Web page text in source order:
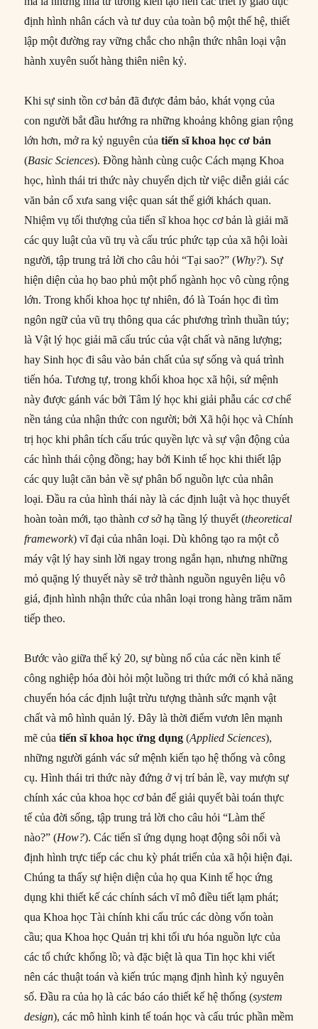
định hình nhân cách và tư duy của toàn bộ một thế hệ, thiết
lập một đường ray vững chắc cho nhận thức nhân loại vận
hành xuyên suốt hàng thiên niên kỷ.
Khi sự sinh tồn cơ bản đã được đảm bảo, khát vọng của
con người bắt đầu hướng ra những khoảng không gian rộng
lớn hơn, mở ra kỷ nguyên củatiến sĩ khoa học cơ bản
(Basic Sciences). Đồng hành cùng cuộc Cách mạng Khoa
học, hình thái tri thức này chuyển dịch từ việc diễn giải các
văn bản cổ xưa sang việc quan sát thế giới khách quan.
Nhiệm vụ tối thượng của tiến sĩ khoa học cơ bản là giải mã
các quy luật của vũ trụ và cấu trúc phức tạp của xã hội loài
người, tập trung trả lời cho câu hỏi “Tại sao?” (Why?). Sự
hiện diện của họ bao phủ một phổ ngành học vô cùng rộng
lớn. Trong khối khoa học tự nhiên, đó là Toán học đi tìm
ngôn ngữ của vũ trụ thông qua các phương trình thuần túy;
là Vật lý học giải mã cấu trúc của vật chất và năng lượng;
hay Sinh học đi sâu vào bản chất của sự sống và quá trình
tiến hóa. Tương tự, trong khối khoa học xã hội, sứ mệnh
này được gánh vác bởi Tâm lý học khi giải phẫu các cơ chế
nền tảng của nhận thức con người; bởi Xã hội học và Chính
trị học khi phân tích cấu trúc quyền lực và sự vận động của
các hình thái cộng đồng; hay bởi Kinh tế học khi thiết lập
các quy luật căn bản về sự phân bổ nguồn lực của nhân
loại. Đầu ra của hình thái này là các định luật và học thuyết
hoàn toàn mới, tạo thành cơ sở hạ tầng lý thuyết (theoretical
framework) vĩ đại của nhân loại. Dù không tạo ra một cỗ
máy vật lý hay sinh lời ngay trong ngắn hạn, nhưng những
mỏ quặng lý thuyết này sẽ trở thành nguồn nguyên liệu vô
giá, định hình nhận thức của nhân loại trong hàng trăm năm
tiếp theo.
Bước vào giữa thế kỷ 20, sự bùng nổ của các nền kinh tế
công nghiệp hóa đòi hỏi một luồng tri thức mới có khả năng
chuyển hóa các định luật trừu tượng thành sức mạnh vật
chất và mô hình quản lý. Đây là thời điểm vươn lên mạnh
mẽ củatiến sĩ khoa học ứng dụng (Applied Sciences),
những người gánh vác sứ mệnh kiến tạo hệ thống và công
cụ. Hình thái tri thức này đứng ở vị trí bản lề, vay mượn sự
chính xác của khoa học cơ bản để giải quyết bài toán thực
tế của đời sống, tập trung trả lời cho câu hỏi “Làm thế
nào?” (How?). Các tiến sĩ ứng dụng hoạt động sôi nổi và
định hình trực tiếp các chu kỳ phát triển của xã hội hiện đại.
Chúng ta thấy sự hiện diện của họ qua Kinh tế học ứng
dụng khi thiết kế các chính sách vĩ mô điều tiết lạm phát;
qua Khoa học Tài chính khi cấu trúc các dòng vốn toàn
cầu; qua Khoa học Quản trị khi tối ưu hóa nguồn lực của
các tổ chức khổng lồ; và đặc biệt là qua Tin học khi viết
nên các thuật toán và kiến trúc mạng định hình kỷ nguyên
số. Đầu ra của họ là các báo cáo thiết kế hệ thống (system
design), các mô hình kinh tế toán học và cấu trúc phần mềm